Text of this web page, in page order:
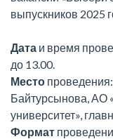
выпускников 2025
Дата и время
до 13.00.
Место проведения:
Байтурсынова, АО
университет»,
Формат